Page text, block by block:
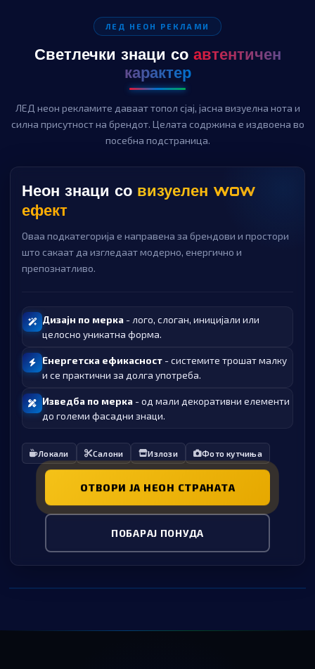
ЛЕД НЕОН РЕКЛАМИ
Светлечки знаци со автентичен
карактер
ЛЕД неон рекламите даваат топол сјај, јасна визуелна нота и
силна присутност на брендот. Целата содржина е издвоена во
посебна подстраница.
Неон знаци со визуелен wow
ефект
Оваа подкатегорија е направена за брендови и простори
што сакаат да изгледаат модерно, енергично и
препознатливо.
Дизајн по мерка - лого, слоган, иницијали или
целосно уникатна форма.
Енергетска ефикасност - системите трошат малку
и се практични за долга употреба.
Изведба по мерка - од мали декоративни елементи
до големи фасадни знаци.
Локали Салони Излози Фото кутчиња
ОТВОРИ ЈА НЕОН СТРАНАТА
ПОБАРАЈ ПОНУДА